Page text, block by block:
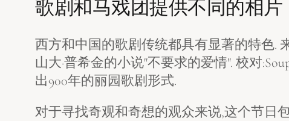
歌剧和马戏团提供不同的相片
西方和中国的歌剧传统都具有显著的特色.
山大·普希金的小说"不要求的爱情". 校对
出900年的丽园歌剧形式.
对于寻找奇观和奇想的观众来说,这个节日